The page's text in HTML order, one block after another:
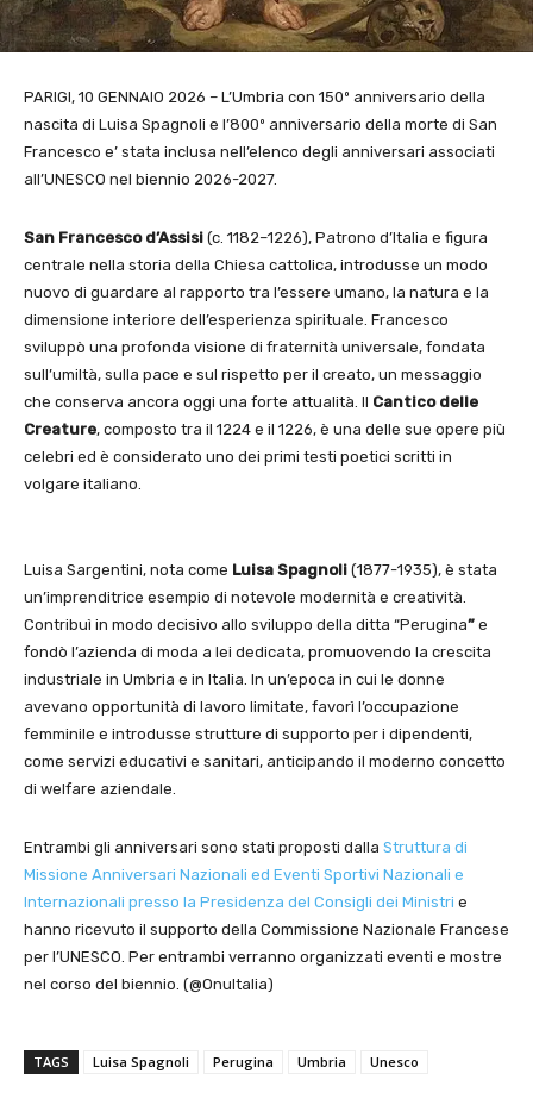
PARIGI, 10 GENNAIO 2026 – L’Umbria con 150º anniversario della
nascita di Luisa Spagnoli e l’800º anniversario della morte di San
Francesco e’ stata inclusa nell’elenco degli anniversari associati
all’UNESCO nel biennio 2026-2027.
San Francesco d’Assisi (c. 1182–1226), Patrono d’Italia e figura
centrale nella storia della Chiesa cattolica, introdusse un modo
nuovo di guardare al rapporto tra l’essere umano, la natura e la
dimensione interiore dell’esperienza spirituale. Francesco
sviluppò una profonda visione di fraternità universale, fondata
sull’umiltà, sulla pace e sul rispetto per il creato, un messaggio
che conserva ancora oggi una forte attualità. Il Cantico delle
Creature, composto tra il 1224 e il 1226, è una delle sue opere più
celebri ed è considerato uno dei primi testi poetici scritti in
volgare italiano.
Luisa Sargentini, nota come Luisa Spagnoli (1877-1935), è stata
un’imprenditrice esempio di notevole modernità e creatività.
Contribuì in modo decisivo allo sviluppo della ditta “Perugina” e
fondò l’azienda di moda a lei dedicata, promuovendo la crescita
industriale in Umbria e in Italia. In un’epoca in cui le donne
avevano opportunità di lavoro limitate, favorì l’occupazione
femminile e introdusse strutture di supporto per i dipendenti,
come servizi educativi e sanitari, anticipando il moderno concetto
di welfare aziendale.
Entrambi gli anniversari sono stati proposti dalla Struttura di
Missione Anniversari Nazionali ed Eventi Sportivi Nazionali e
Internazionali presso la Presidenza del Consigli dei Ministri e
hanno ricevuto il supporto della Commissione Nazionale Francese
per l’UNESCO. Per entrambi verranno organizzati eventi e mostre
nel corso del biennio. (@OnuItalia)
TAGS Luisa Spagnoli Perugina Umbria Unesco